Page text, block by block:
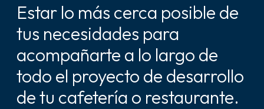
Estar lo más cerca posible de
tus necesidades para
acompañarte a lo largo de
todo el proyecto de desarrollo
de tu cafetería o restaurante.